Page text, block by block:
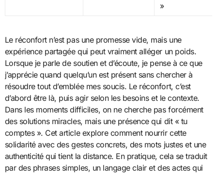
»
Le réconfort n’est pas une promesse vide, mais une
expérience partagée qui peut vraiment alléger un poids.
Lorsque je parle de soutien et d’écoute, je pense à ce que
j’apprécie quand quelqu’un est présent sans chercher à
résoudre tout d’emblée mes soucis. Le réconfort, c’est
d’abord être là, puis agir selon les besoins et le contexte.
Dans les moments difficiles, on ne cherche pas forcément
des solutions miracles, mais une présence qui dit « tu
comptes ». Cet article explore comment nourrir cette
solidarité avec des gestes concrets, des mots justes et une
authenticité qui tient la distance. En pratique, cela se traduit
par des phrases simples, un langage clair et des actes qui